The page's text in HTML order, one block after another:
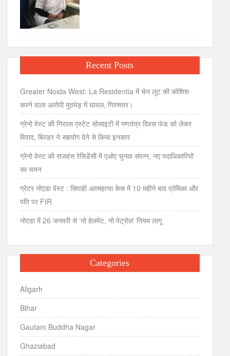
Recent Posts
Greater Noida West: La Residentia में चेन लूट की कोशिश
करने वाला आरोपी मुठभेड़ में घायल, गिरफ्तार।
ग्रेनो वेस्ट की निराला एस्टेट सोसाइटी में गणतंत्र दिवस फंड को लेकर
विवाद, बिल्डर ने सहयोग देने से किया इनकार
ग्रेनो वेस्ट की राजहंस रेसिडेंसी में एओए चुनाव संपन्न, नए पदाधिकारियों
का चयन
ग्रेटर नोएडा वेस्ट : सिपाही आत्महत्या केस में 10 महीने बाद प्रेमिका और
पति पर FIR
नोएडा में 26 जनवरी से ‘नो हेलमेट, नो पेट्रोल’ नियम लागू
Categories
Aligarh
Bihar
Gautam Buddha Nagar
Ghaziabad